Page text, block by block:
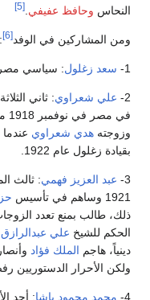
النحاس وحافظ عفيفي [5]
ومن المشاركين في الوفد [6]
:
1- سعد زغلول: سياسي
2- علي شعراوي: ثاني
وزوجته هدي شعراوي
بقيادة زغلول عام 1922.
3- عبد العزيز فهمي: ثالث
1921 وساهم في تأسيس
ذلك، طالب بمنع تعدد
الحكم للشيخ علي عبدالرازق
دينياً، هاجم الملك فؤاد
ولكن الأحرار الدستوريين
4- محمد محمود باشا: أحد